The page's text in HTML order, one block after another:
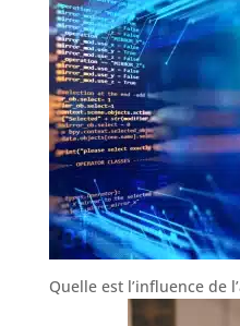
Quelle est l’influence de